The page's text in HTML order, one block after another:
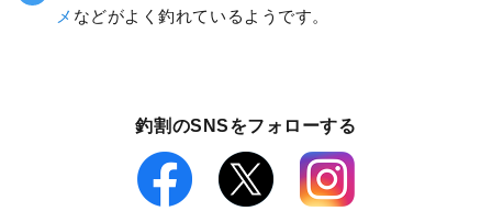
メ などがよく釣れているようです。
釣割のSNSをフォローする